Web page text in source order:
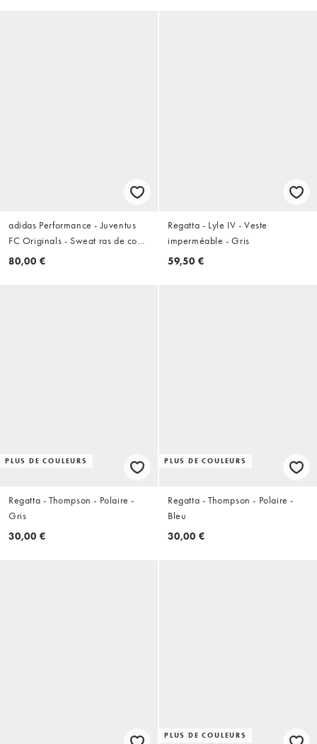
adidas Performance - Juventus
FC Originals - Sweat ras de cou -
Noir
80,00 €
Regatta - Lyle IV - Veste
imperméable - Gris
59,50 €
PLUS DE COULEURS
Regatta - Thompson - Polaire -
Gris
30,00 €
PLUS DE COULEURS
Regatta - Thompson - Polaire -
Bleu
30,00 €
PLUS DE COULEURS